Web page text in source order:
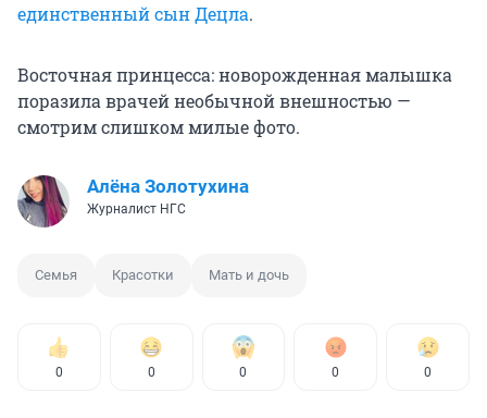
единственный сын Децла.
Восточная принцесса: новорожденная малышка
поразила врачей необычной внешностью —
смотрим слишком милые фото.
Алёна Золотухина
Журналист НГС
Семья Красотки Мать и дочь
0 0 0 0 0